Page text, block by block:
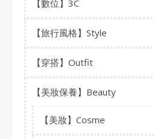
【數位】3C
【旅行風格】Style
【穿搭】Outfit
【美妝保養】Beauty
【美妝】Cosme